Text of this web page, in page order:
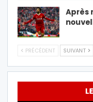
Après
PRÉCÉDENT SUIVANT